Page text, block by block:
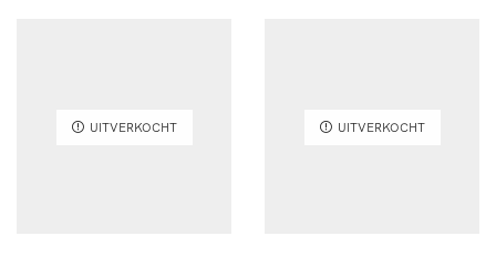
UITVERKOCHT UITVERKOCHT